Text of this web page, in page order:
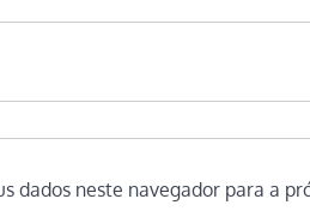
dados neste navegador para a